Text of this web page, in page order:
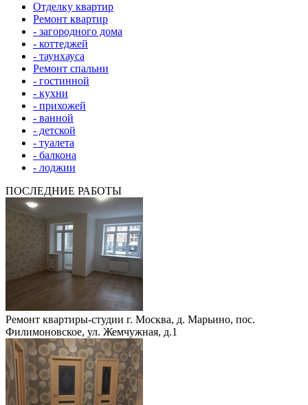
Отделку квартир
Ремонт квартир
- загородного дома
- коттеджей
- таунхауса
Ремонт спальни
- гостинной
- кухни
- прихожей
- ванной
- детской
- туалета
- балкона
- лоджии
ПОСЛЕДНИЕ РАБОТЫ
Ремонт квартиры-студии г. Москва, д. Марьино, пос.
Филимоновское, ул. Жемчужная, д.1